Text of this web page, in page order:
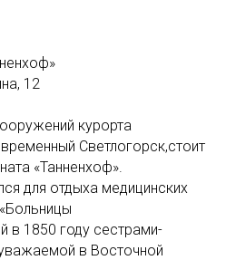
12
курорта
Светлогорск,стоит
«Танненхоф».
для отдыха медицинских
в 1850 году сестрами-
в Восточной